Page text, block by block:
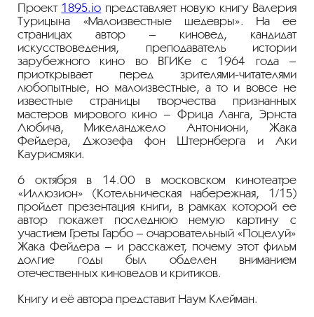
Проект 1895.io представляет новую книгу Валерия
Турицына «Малоизвестные шедевры». На ее
страницах автор – киновед, кандидат
искусствоведения, преподаватель истории
зарубежного кино во ВГИКе с 1964 года –
приоткрывает перед зрителями-читателями
любопытные, но малоизвестные, а то и вовсе не
известные страницы творчества признанных
мастеров мирового кино – Фрица Ланга, Эрнста
Любича, Микеланджело Антониони, Жака
Фейдера, Джозефа фон Штернберга и Аки
Каурисмяки.
6 октября в 14.00 в московском кинотеатре
«Иллюзион» (Котельническая набережная, 1/15)
пройдет презентация книги, в рамках которой ее
автор покажет последнюю немую картину с
участием Греты Гарбо – очаровательный «Поцелуй»
Жака Фейдера – и расскажет, почему этот фильм
долгие годы был обделен вниманием
отечественных киноведов и критиков.
Книгу и её автора представит Наум Клейман.